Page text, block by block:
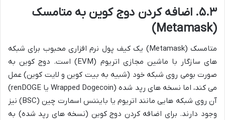
۵.۳. اضافه کردن دوج کوین به متامسک
(Metamask)
متامسک (Metamask) یک کیف پول نرم افزاری محبوب برای شبکه
های سازگار با ماشین مجازی اتریوم (EVM) است. دوج کوین به
صورت بومی روی شبکه خود (شبیه به بیت کوین و لایت کوین) عمل
می کند، اما نسخه های رپد شده (Wrapped Dogecoin یا renDOGE)
آن روی شبکه هایی مانند اتریوم یا بایننس اسمارت چین (BSC) نیز
وجود دارند. برای اضافه کردن دوج کوین (نسخه های رپد شده) به